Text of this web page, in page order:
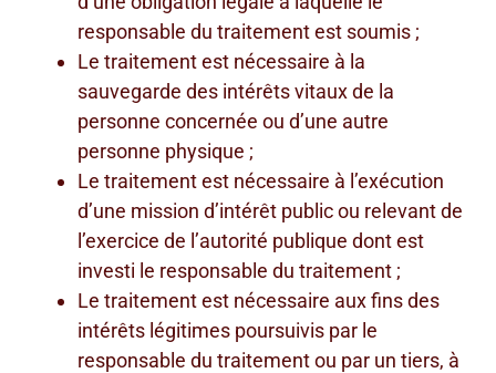
responsable du traitement est soumis ;
Le traitement est nécessaire à la
sauvegarde des intérêts vitaux de la
personne concernée ou d’une autre
personne physique ;
Le traitement est nécessaire à l’exécution
d’une mission d’intérêt public ou relevant de
l’exercice de l’autorité publique dont est
investi le responsable du traitement ;
Le traitement est nécessaire aux fins des
intérêts légitimes poursuivis par le
responsable du traitement ou par un tiers, à